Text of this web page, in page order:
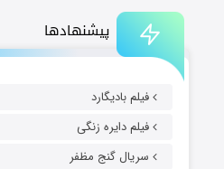
پیشنهادها
فیلم بادیگارد
فیلم دایره زنگی
سریال گنج مظفر